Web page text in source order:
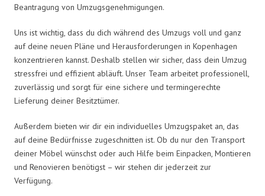
Beantragung von Umzugsgenehmigungen.
Uns ist wichtig, dass du dich während des Umzugs voll und ganz
auf deine neuen Pläne und Herausforderungen in Kopenhagen
konzentrieren kannst. Deshalb stellen wir sicher, dass dein Umzug
stressfrei und effizient abläuft. Unser Team arbeitet professionell,
zuverlässig und sorgt für eine sichere und termingerechte
Lieferung deiner Besitztümer.
Außerdem bieten wir dir ein individuelles Umzugspaket an, das
auf deine Bedürfnisse zugeschnitten ist. Ob du nur den Transport
deiner Möbel wünschst oder auch Hilfe beim Einpacken, Montieren
und Renovieren benötigst – wir stehen dir jederzeit zur
Verfügung.